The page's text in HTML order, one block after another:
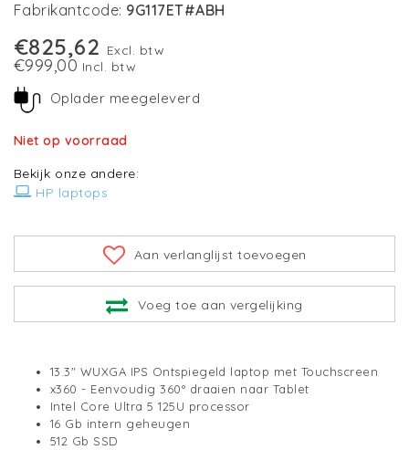
Fabrikantcode: 9G117ET#ABH
€825,62 Excl. btw
€999,00 Incl. btw
Oplader meegeleverd
Niet op voorraad
Bekijk onze andere:
HP laptops
Aan verlanglijst toevoegen
Voeg toe aan vergelijking
13.3" WUXGA IPS Ontspiegeld laptop met Touchscreen
x360 - Eenvoudig 360° draaien naar Tablet
Intel Core Ultra 5 125U processor
16 Gb intern geheugen
512 Gb SSD